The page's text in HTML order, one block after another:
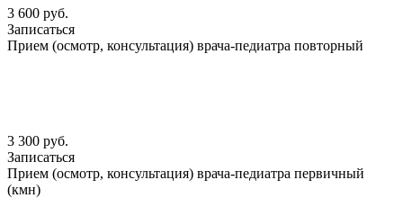
3 600 руб.
Записаться
Прием (осмотр, консультация) врача-педиатра повторный
3 300 руб.
Записаться
Прием (осмотр, консультация) врача-педиатра первичный
(кмн)